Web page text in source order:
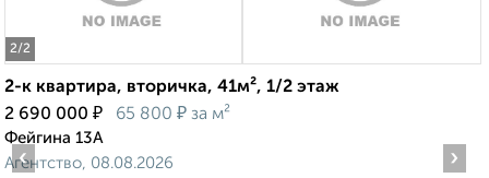
2/2
2-к квартира, вторичка, 41м², 1/2 этаж
2 690 000 ₽ 65 800 ₽ за м²
Фейгина 13А
Агентство, 08.08.2026
‹ ›